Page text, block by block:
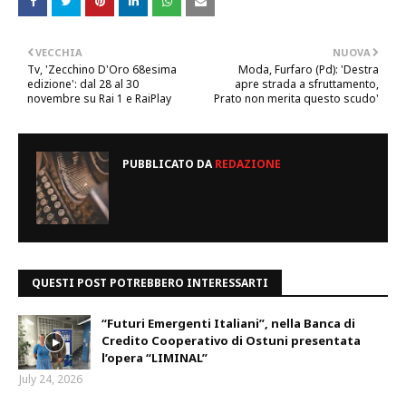
NUOVA
Moda, Furfaro (Pd): 'Destra
apre strada a sfruttamento,
Prato non merita questo scudo'
VECCHIA
Tv, 'Zecchino D'Oro 68esima
edizione': dal 28 al 30
novembre su Rai 1 e RaiPlay
PUBBLICATO DAREDAZIONE
QUESTI POST POTREBBERO INTERESSARTI
“Futuri Emergenti Italiani”, nella Banca di
Credito Cooperativo di Ostuni presentata
l’opera “LIMINAL”
July 24, 2026